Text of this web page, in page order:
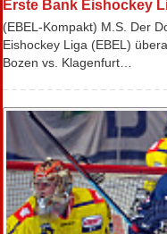
Erste Bank Eishockey
(EBEL-Kompakt) M.S. Der
Eishockey Liga (EBEL)
Bozen vs. Klagenfurt…